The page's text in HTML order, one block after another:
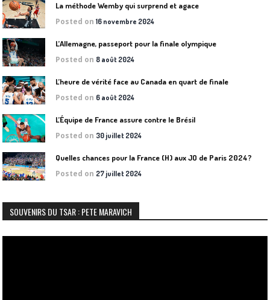
La méthode Wemby qui surprend et agace
Posted on16 novembre 2024
L’Allemagne, passeport pour la finale olympique
Posted on 8 août 2024
L’heure de vérité face au Canada en quart de finale
Posted on 6 août 2024
L’Équipe de France assure contre le Brésil
Posted on 30 juillet 2024
Quelles chances pour la France (H) aux JO de Paris 2024?
Posted on 27 juillet 2024
SOUVENIRS DU TSAR : PETE MARAVICH